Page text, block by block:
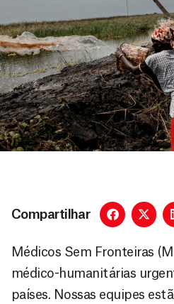
Compartilhar
Médicos Sem Fronteiras
médico-humanitárias
países. Nossas equipes